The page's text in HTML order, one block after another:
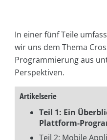
In einer fünf Teile
wir uns dem Thema
Programmierung aus
Perspektiven.
Artikelserie
Teil 1: Ein
Plattform-
Teil 2: Mobile